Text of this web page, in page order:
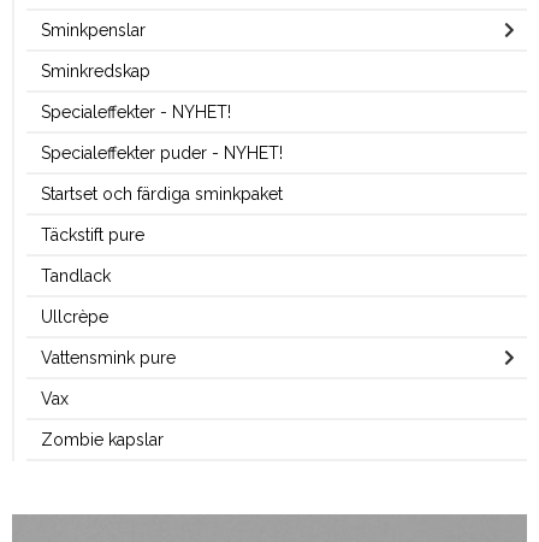
Sminkpenslar
Sminkredskap
Specialeffekter - NYHET!
Specialeffekter puder - NYHET!
Startset och färdiga sminkpaket
Täckstift pure
Tandlack
Ullcrèpe
Vattensmink pure
Vax
Zombie kapslar